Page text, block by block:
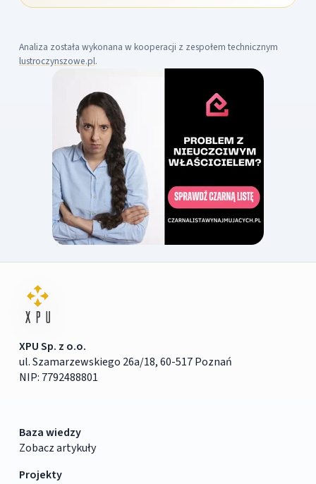
Analiza została wykonana w kooperacji z zespołem technicznym
lustroczynszowe.pl.
XPU Sp. z o.o.
ul. Szamarzewskiego 26a/18, 60-517 Poznań
NIP: 7792488801
Baza wiedzy
Zobacz artykuły
Projekty